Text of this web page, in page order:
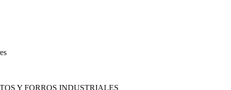
Y FORROS INDUSTRIALES